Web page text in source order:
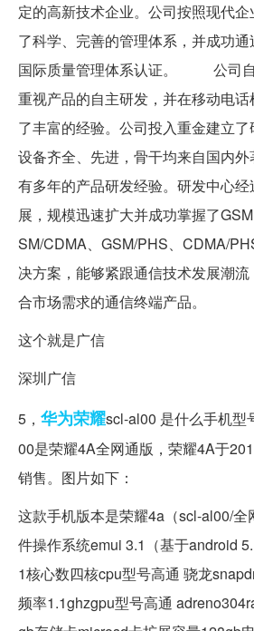
定的高新技术企业。公司按照现代
了科学、完善的管理体系，并成功
国际质量管理体系认证。 公司自
重视产品的自主研发，并在移动电
了丰富的经验。公司投入重金建立
设备齐全、先进，骨干均来自国内
有多年的产品研发经验。研发中心
展，规模迅速扩大并成功掌握了
SM/CDMA、GSM/PHS、CDMA/
决方案，能够紧跟通信技术发展潮
合市场需求的通信终端产品。
这个就是广信
深圳广信
5， 华为荣耀scl-al00 是什么手机型
00是荣耀4A全网通版，荣耀4A于
销售。图片如下：
这款手机版本是荣耀4a（scl-al00/全
件操作系统emui 3.1（基于android
1核心数四核cpu型号高通 骁龙
频率1.1ghzgpu型号高通